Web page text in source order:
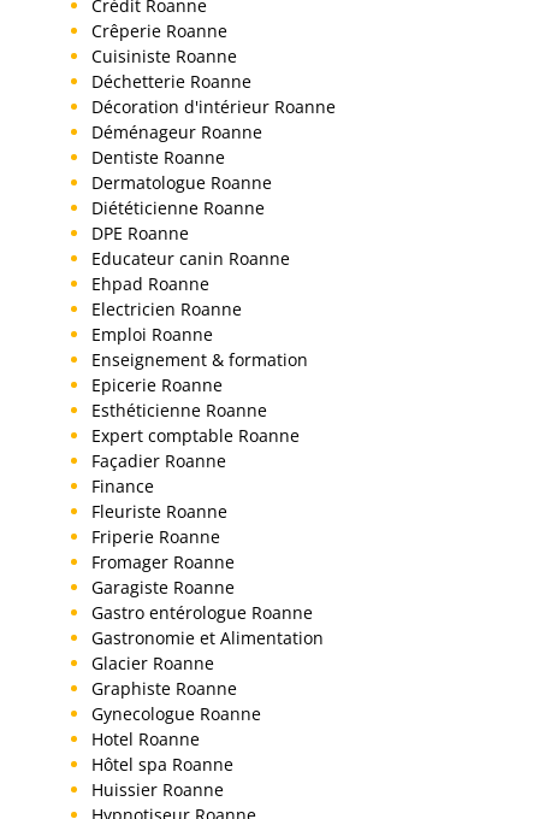
Crédit Roanne
Crêperie Roanne
Cuisiniste Roanne
Déchetterie Roanne
Décoration d'intérieur Roanne
Déménageur Roanne
Dentiste Roanne
Dermatologue Roanne
Diététicienne Roanne
DPE Roanne
Educateur canin Roanne
Ehpad Roanne
Electricien Roanne
Emploi Roanne
Enseignement & formation
Epicerie Roanne
Esthéticienne Roanne
Expert comptable Roanne
Façadier Roanne
Finance
Fleuriste Roanne
Friperie Roanne
Fromager Roanne
Garagiste Roanne
Gastro entérologue Roanne
Gastronomie et Alimentation
Glacier Roanne
Graphiste Roanne
Gynecologue Roanne
Hotel Roanne
Hôtel spa Roanne
Huissier Roanne